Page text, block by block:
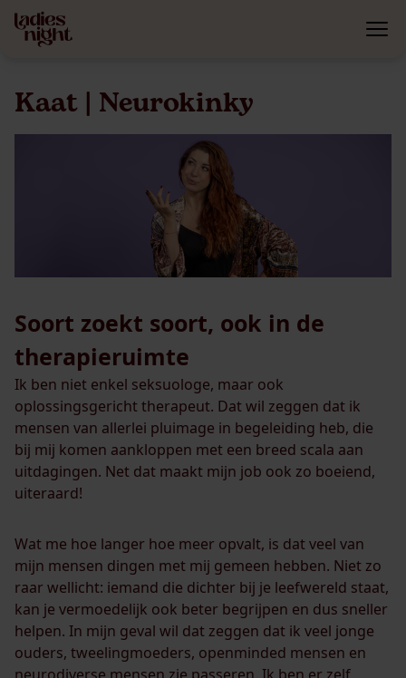
Kaat | Neurokinky
Soort zoekt soort, ook in de
therapieruimte
Ik ben niet enkel seksuologe, maar ook
oplossingsgericht therapeut. Dat wil zeggen dat ik
mensen van allerlei pluimage in begeleiding heb, die
bij mij komen aankloppen met een breed scala aan
uitdagingen. Net dat maakt mijn job ook zo boeiend,
uiteraard!
Wat me hoe langer hoe meer opvalt, is dat veel van
mijn mensen dingen met mij gemeen hebben. Niet zo
raar wellicht: iemand die dichter bij je leefwereld staat,
kan je vermoedelijk ook beter begrijpen en dus sneller
helpen. In mijn geval wil dat zeggen dat ik veel jonge
ouders, tweelingmoeders, openminded mensen en